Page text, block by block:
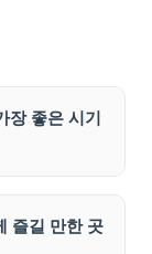
장 좋은 시기
즐길 만한 곳